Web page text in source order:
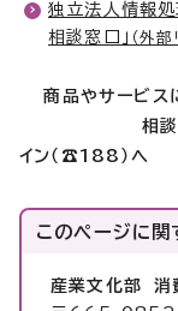
独立法人情報処
相談窓口」 （外部
商品やサービス
相談専用電話
イン（☎188）へ
このページに関
産業文化部 消